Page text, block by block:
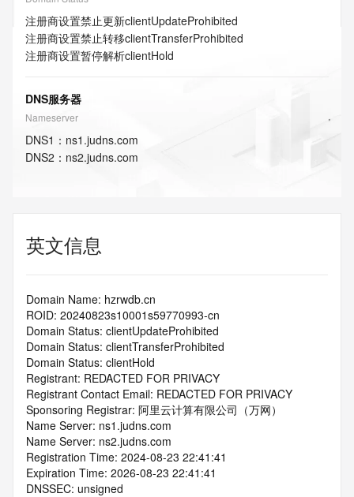
注册商设置禁止更新clientUpdateProhibited
注册商设置禁止转移clientTransferProhibited
注册商设置暂停解析clientHold
DNS服务器
Nameserver
DNS1 ： ns1.judns.com
DNS2 ： ns2.judns.com
英文信息
Domain Name: hzrwdb.cn
ROID: 20240823s10001s59770993-cn
Domain Status: clientUpdateProhibited
Domain Status: clientTransferProhibited
Domain Status: clientHold
Registrant: REDACTED FOR PRIVACY
Registrant Contact Email: REDACTED FOR PRIVACY
Sponsoring Registrar: 阿里云计算有限公司（万网）
Name Server: ns1.judns.com
Name Server: ns2.judns.com
Registration Time: 2024-08-23 22:41:41
Expiration Time: 2026-08-23 22:41:41
DNSSEC: unsigned